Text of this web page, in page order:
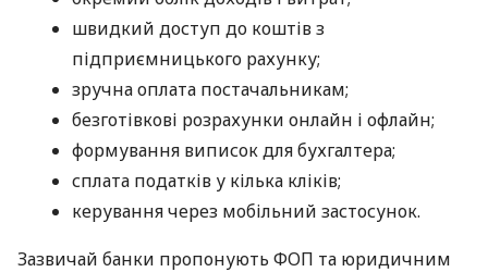
швидкий доступ до коштів з
підприємницького рахунку;
зручна оплата постачальникам;
безготівкові розрахунки онлайн і офлайн;
формування виписок для бухгалтера;
сплата податків у кілька кліків;
керування через мобільний застосунок.
Зазвичай банки пропонують ФОП та юридичним